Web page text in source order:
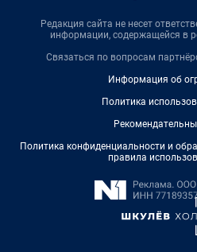
Редакция сайта не несет
информации, содержащейся в
Связаться по вопросам
Информация об
Политика
Политика конфиденциальности и
правила